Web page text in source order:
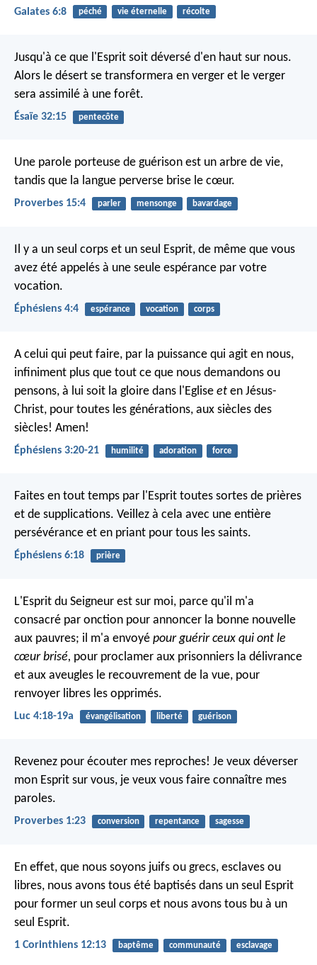
Galates 6:8 péché vie éternelle récolte
Jusqu'à ce que l'Esprit soit déversé d'en haut sur nous.
Alors le désert se transformera en verger et le verger
sera assimilé à une forêt.
Ésaïe 32:15 pentecôte
Une parole porteuse de guérison est un arbre de vie,
tandis que la langue perverse brise le cœur.
Proverbes 15:4 parler mensonge bavardage
Il y a un seul corps et un seul Esprit, de même que vous
avez été appelés à une seule espérance par votre
vocation.
Éphésiens 4:4 espérance vocation corps
A celui qui peut faire, par la puissance qui agit en nous,
infiniment plus que tout ce que nous demandons ou
pensons, à lui soit la gloire dans l'Eglise et en Jésus-
Christ, pour toutes les générations, aux siècles des
siècles! Amen!
Éphésiens 3:20-21 humilité adoration force
Faites en tout temps par l'Esprit toutes sortes de prières
et de supplications. Veillez à cela avec une entière
persévérance et en priant pour tous les saints.
Éphésiens 6:18 prière
L'Esprit du Seigneur est sur moi, parce qu'il m'a
consacré par onction pour annoncer la bonne nouvelle
aux pauvres; il m'a envoyé pour guérir ceux qui ont le
cœur brisé, pour proclamer aux prisonniers la délivrance
et aux aveugles le recouvrement de la vue, pour
renvoyer libres les opprimés.
Luc 4:18-19a évangélisation liberté guérison
Revenez pour écouter mes reproches! Je veux déverser
mon Esprit sur vous, je veux vous faire connaître mes
paroles.
Proverbes 1:23 conversion repentance sagesse
En effet, que nous soyons juifs ou grecs, esclaves ou
libres, nous avons tous été baptisés dans un seul Esprit
pour former un seul corps et nous avons tous bu à un
seul Esprit.
1 Corinthiens 12:13 baptême communauté esclavage